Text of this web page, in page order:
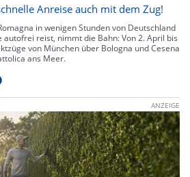
Anreise auch mit dem Zug!
in wenigen Stunden von Deutschland
reist, nimmt die Bahn: Von 2. April bis
von München über Bologna und Cesena
ans Meer.
ANZEIGE